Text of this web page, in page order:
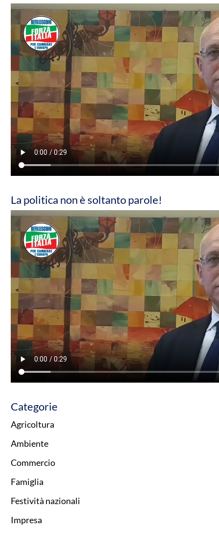
La politica non è soltanto parole!
Categorie
Agricoltura
Ambiente
Commercio
Famiglia
Festività nazionali
Impresa